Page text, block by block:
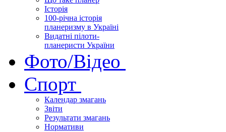
Історія
100-річна історія
планеризму в Україні
Видатні пілоти-
планеристи України
Фото/Відео
Спорт
Календар змагань
Звіти
Результати змагань
Нормативи